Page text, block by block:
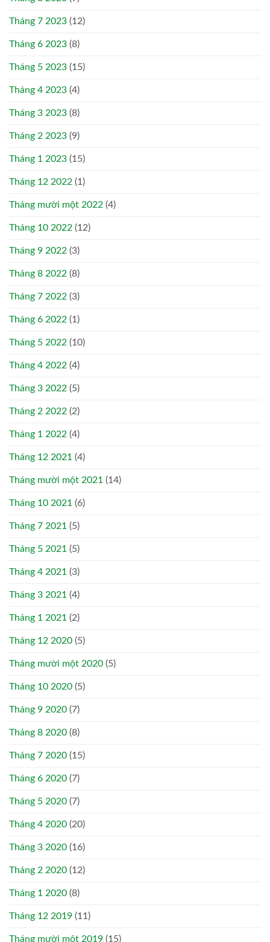
Tháng 7 2023 (12)
Tháng 6 2023 (8)
Tháng 5 2023 (15)
Tháng 4 2023 (4)
Tháng 3 2023 (8)
Tháng 2 2023 (9)
Tháng 1 2023 (15)
Tháng 12 2022 (1)
Tháng mười một 2022 (4)
Tháng 10 2022 (12)
Tháng 9 2022 (3)
Tháng 8 2022 (8)
Tháng 7 2022 (3)
Tháng 6 2022 (1)
Tháng 5 2022 (10)
Tháng 4 2022 (4)
Tháng 3 2022 (5)
Tháng 2 2022 (2)
Tháng 1 2022 (4)
Tháng 12 2021 (4)
Tháng mười một 2021 (14)
Tháng 10 2021 (6)
Tháng 7 2021 (5)
Tháng 5 2021 (5)
Tháng 4 2021 (3)
Tháng 3 2021 (4)
Tháng 1 2021 (2)
Tháng 12 2020 (5)
Tháng mười một 2020 (5)
Tháng 10 2020 (5)
Tháng 9 2020 (7)
Tháng 8 2020 (8)
Tháng 7 2020 (15)
Tháng 6 2020 (7)
Tháng 5 2020 (7)
Tháng 4 2020 (20)
Tháng 3 2020 (16)
Tháng 2 2020 (12)
Tháng 1 2020 (8)
Tháng 12 2019 (11)
Tháng mười một 2019 (15)